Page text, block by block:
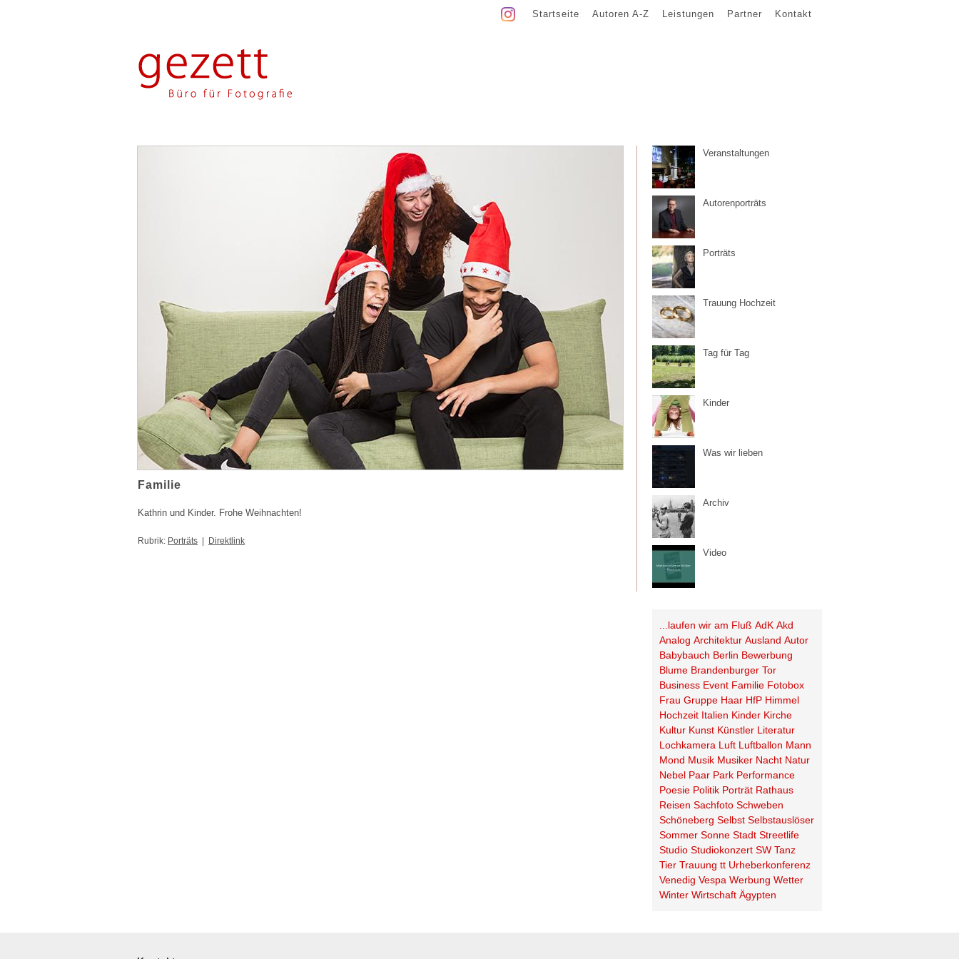
Startseite Autoren A-Z Leistungen Partner Kontakt
Familie
Kathrin und Kinder. Frohe Weihnachten!
Rubrik: Porträts Direktlink
Veranstaltungen
Autorenporträts
Porträts
Trauung Hochzeit
Tag für Tag
Kinder
Was wir lieben
Archiv
Video
...laufen wir am Fluß AdK Akd
Analog Architektur Ausland Autor
Babybauch Berlin Bewerbung
Blume Brandenburger Tor
Business Event Familie Fotobox
Frau Gruppe Haar HfP Himmel
Hochzeit Italien Kinder Kirche
Kultur Kunst Künstler Literatur
Lochkamera Luft Luftballon Mann
Mond Musik Musiker Nacht Natur
Nebel Paar Park Performance
Poesie Politik Porträt Rathaus
Reisen Sachfoto Schweben
Schöneberg Selbst Selbstauslöser
Sommer Sonne Stadt Streetlife
Studio Studiokonzert SW Tanz
Tier Trauung tt Urheberkonferenz
Venedig Vespa Werbung Wetter
Winter Wirtschaft Ägypten